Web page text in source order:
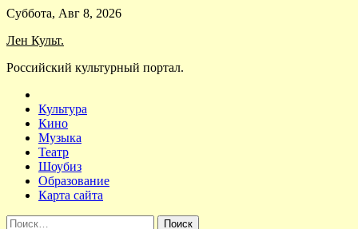
Skip
content
Суббота, Авг 8, 2026
Лен Культ.
Российский культурный портал.
Культура
Кино
Музыка
Театр
Шоубиз
Образование
Карта сайта
Найти: